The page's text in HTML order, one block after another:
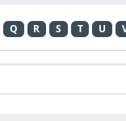
Q R S T U